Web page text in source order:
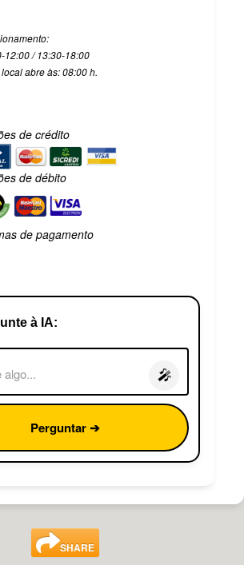
12:00 / 13:30-18:00
abre às: 08:00 h.
de crédito
de débito
de pagamento
à IA:
🎤
Perguntar ➔
SHARE